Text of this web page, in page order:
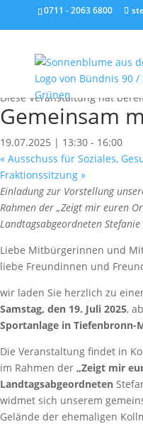
0711 - 2063 6800
« Alle Veranstaltungen
Diese Veranstaltung hat
Gemeinsam
19.07.2025 | 13:30 - 16:00
« Ausschuss für Soziales,
Fraktionssitzung »
Einladung zur Vorstellung
Rahmen der „Zeigt mir euren
Landtagsabgeordneten
Liebe Mitbürgerinnen und
liebe Freundinnen und
wir laden Sie herzlich zu
Samstag, den 19. Juli 2025, ab
Sportanlage in Tiefenbronn-
Die Veranstaltung findet in
im Rahmen der „Zeigt mir
Landtagsabgeordneten
widmet sich unserem
Gelände der ehemaligen